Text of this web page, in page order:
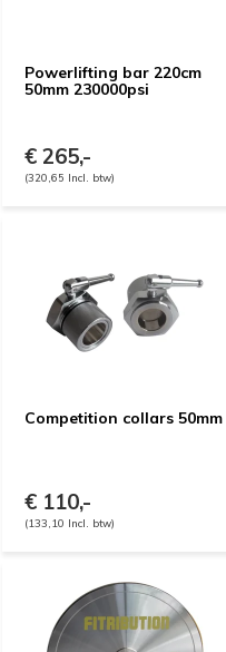
Powerlifting bar 220cm
50mm 230000psi
€ 265,-
(320,65 Incl. btw)
Competition collars 50mm
€ 110,-
(133,10 Incl. btw)